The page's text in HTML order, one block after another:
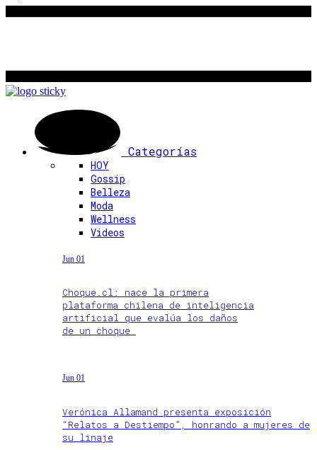
Categorías
HOY
Gossip
Belleza
Moda
Wellness
Videos
Jun 01
Choque.cl: nace la primera
plataforma chilena de inteligencia
artificial que evalúa los daños
de un choque
Jun 01
Verónica Allamand presenta exposición
“Relatos a Destiempo”, honrando a mujeres de
su linaje